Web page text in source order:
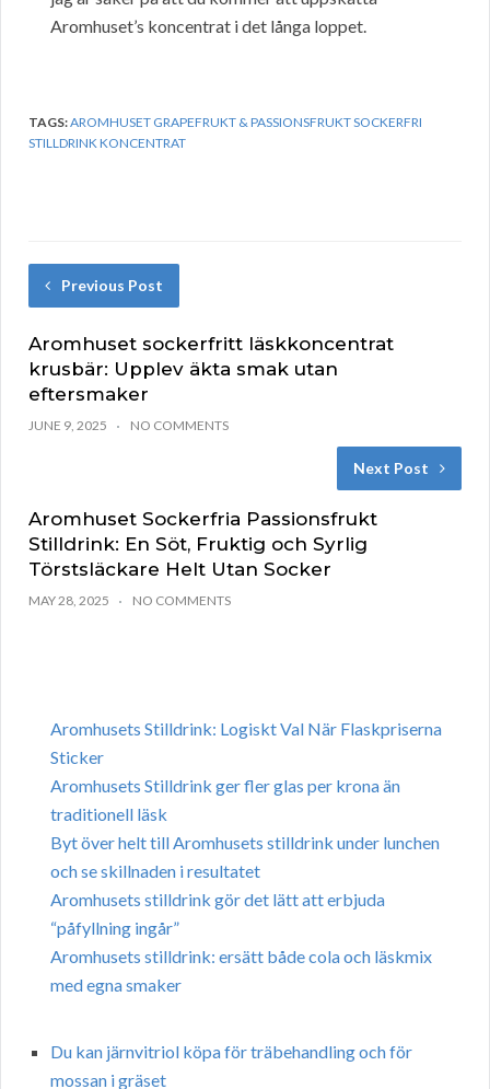
Aromhuset’s koncentrat i det långa loppet.
TAGS:AROMHUSET GRAPEFRUKT & PASSIONSFRUKT SOCKERFRI
STILLDRINK KONCENTRAT
Previous Post
Aromhuset sockerfritt läskkoncentrat
krusbär: Upplev äkta smak utan
eftersmaker
JUNE 9, 2025 NO COMMENTS
Next Post
Aromhuset Sockerfria Passionsfrukt
Stilldrink: En Söt, Fruktig och Syrlig
Törstsläckare Helt Utan Socker
MAY 28, 2025 NO COMMENTS
Aromhusets Stilldrink: Logiskt Val När Flaskpriserna
Sticker
Aromhusets Stilldrink ger fler glas per krona än
traditionell läsk
Byt över helt till Aromhusets stilldrink under lunchen
och se skillnaden i resultatet
Aromhusets stilldrink gör det lätt att erbjuda
“påfyllning ingår”
Aromhusets stilldrink: ersätt både cola och läskmix
med egna smaker
Du kan järnvitriol köpa för träbehandling och för
mossan i gräset